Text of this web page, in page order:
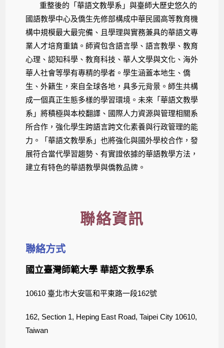
重整後的「華語文教學系」與臺師大歷史悠久的
國語教學中心及僑生先修部構成中華民國高等教育機
構中規模最大最完備、且學理與實務兼具的華語文專
業人才培育重鎮。師資包含語言學、語言教學、教育
心理、認知科學、教育科技、華人文學與文化、海外
華人社會等學有專精的學者。學生涵蓋本地生、僑
生、外籍生，來自全球各地，具多元背景。師生共構
成一個真正生態多樣的學習環境。未來「華語文教學
系」將積極與本校翻譯、國際人力資源與管理相關系
所合作，強化學生跨語言跨文化素養與行政管理的能
力。「華語文教學系」也將強化與國外學校合作，發
展符合當代學習趨勢、有實證依據的華語教學方法，
建立有特色的華語教學與僑教品牌。
聯絡資訊
聯絡方式
國立臺灣師範大學 華語文教學系
10610 臺北市大安區和平東路一段162號
162, Section 1, Heping East Road, Taipei City 10610,
Taiwan